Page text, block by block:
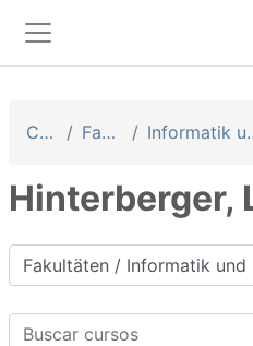
Panel lateral
Cursos Fakultäten
Hinterberger,
Categorías
Buscar cursos